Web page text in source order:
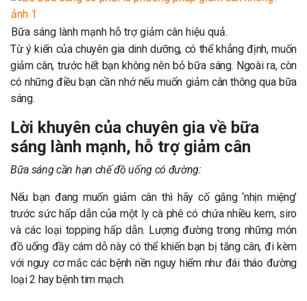
Bữa sáng lành mạnh hỗ trợ giảm cân hiệu quả.
Từ ý kiến của chuyên gia dinh dưỡng, có thể khẳng định, muốn
giảm cân, trước hết bạn không nên bỏ bữa sáng. Ngoài ra, còn
có những điều bạn cần nhớ nếu muốn giảm cân thông qua bữa
sáng.
Lời khuyên của chuyên gia về bữa
sáng lành mạnh, hỗ trợ giảm cân
Bữa sáng cần hạn chế đồ uống có đường:
Nếu bạn đang muốn giảm cân thì hãy cố gắng ‘nhịn miệng’
trước sức hấp dẫn của một ly cà phê có chứa nhiều kem, siro
và các loại topping hấp dẫn. Lượng đường trong những món
đồ uống đầy cám dỗ này có thể khiến bạn bị tăng cân, đi kèm
với nguy cơ mắc các bệnh nền nguy hiểm như đái tháo đường
loại 2 hay bệnh tim mạch.